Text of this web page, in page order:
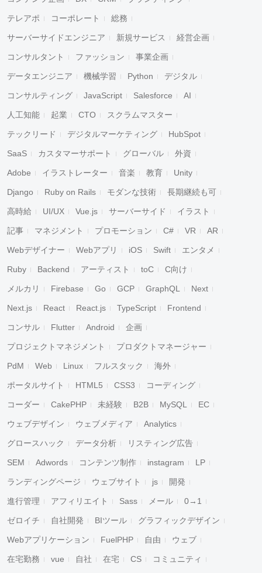
テレアポ コーポレート 総務
サーバーサイドエンジニア 新規サービス 経営企画
コンサルタント ファッション 事業企画
データエンジニア 機械学習 Python デジタル
コンサルティング JavaScript Salesforce AI
人工知能 起業 CTO スクラムマスター
テックリード デジタルマーケティング HubSpot
SaaS カスタマーサポート グローバル 外資
Adobe イラストレーター 音楽 教育 Unity
Django Ruby on Rails モダンな技術 長期継続も可
高時給 UI/UX Vue.js サーバーサイド イラスト
記事 マネジメント プロモーション C# VR AR
Webデザイナー Webアプリ iOS Swift エンタメ
Ruby Backend アーティスト toC C向け
メルカリ Firebase Go GCP GraphQL Next
Next.js React React.js TypeScript Frontend
コンサル Flutter Android 企画
プロジェクトマネジメント プロダクトマネージャー
PdM Web Linux フルスタック 海外
ポータルサイト HTML5 CSS3 コーディング
コーダー CakePHP 未経験 B2B MySQL EC
ウェブデザイン ウェブメディア Analytics
グロースハック データ分析 リスティング広告
SEM Adwords コンテンツ制作 instagram LP
ランディングページ ウェブサイト js 開発
進行管理 アフィリエイト Sass メール 0→1
ゼロイチ 自社開発 BIツール グラフィックデザイン
Webアプリケーション FuelPHP 自由 ウェブ
在宅勤務 vue 自社 在宅 CS コミュニティ